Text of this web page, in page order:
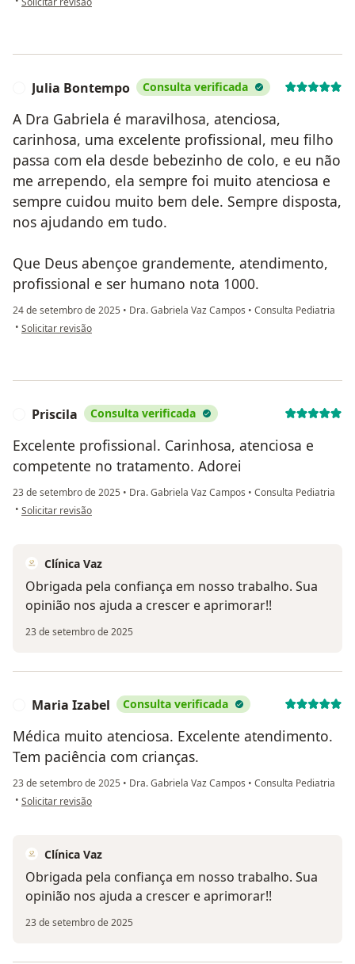
Julia Bontempo Consulta verificada
A Dra Gabriela é maravilhosa, atenciosa,
carinhosa, uma excelente profissional, meu filho
passa com ela desde bebezinho de colo, e eu não
me arrependo, ela sempre foi muito atenciosa e
sempre cuidou muito bem dele. Sempre disposta,
nos ajudando em tudo.
Que Deus abençoe grandemente, atendimento,
profissional e ser humano nota 1000.
24 de setembro de 2025 • Dra. Gabriela Vaz Campos • Consulta Pediatria
• na opinião do utilizador Julia Bontempo
Solicitar revisão
Priscila Consulta verificada
Excelente profissional. Carinhosa, atenciosa e
competente no tratamento. Adorei
23 de setembro de 2025 • Dra. Gabriela Vaz Campos • Consulta Pediatria
• na opinião do utilizador Priscila
Solicitar revisão
Clínica Vaz
Obrigada pela confiança em nosso trabalho. Sua
opinião nos ajuda a crescer e aprimorar!!
23 de setembro de 2025
Maria Izabel Consulta verificada
Médica muito atenciosa. Excelente atendimento.
Tem paciência com crianças.
23 de setembro de 2025 • Dra. Gabriela Vaz Campos • Consulta Pediatria
• na opinião do utilizador Maria Izabel
Solicitar revisão
Clínica Vaz
Obrigada pela confiança em nosso trabalho. Sua
opinião nos ajuda a crescer e aprimorar!!
23 de setembro de 2025